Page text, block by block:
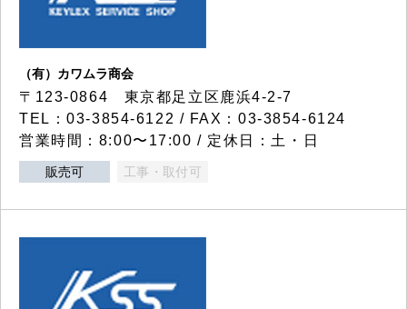
（有）カワムラ商会
〒123-0864 東京都足立区鹿浜4-2-7
TEL：03-3854-6122 / FAX：03-3854-6124
営業時間：8:00〜17:00 / 定休日：土・日
販売可 工事・取付可